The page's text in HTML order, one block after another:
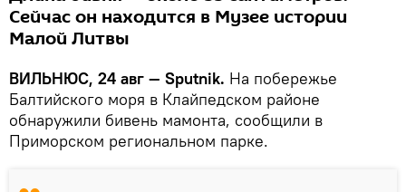
Сейчас он находится в Музее истории
Малой Литвы
ВИЛЬНЮС, 24 авг — Sputnik. На побережье
Балтийского моря в Клайпедском районе
обнаружили бивень мамонта, сообщили в
Приморском региональном парке.